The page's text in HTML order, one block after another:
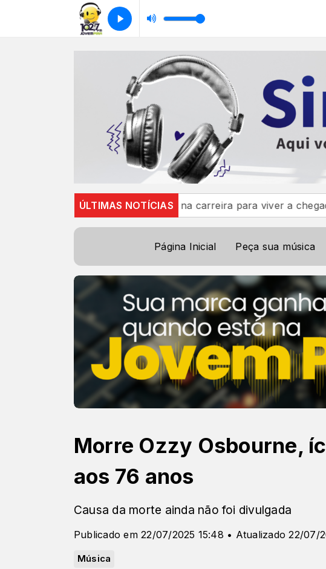
ÚLTIMAS NOTÍCIAS
anuncia pausa na carreira para viver a chegada da filha: “Tá
Página Inicial Peça sua música
Morre Ozzy Osbourne,
aos 76 anos
Causa da morte ainda não foi divulgada
Publicado em 22/07/2025 15:48 • Atualizado 22/07/
Música